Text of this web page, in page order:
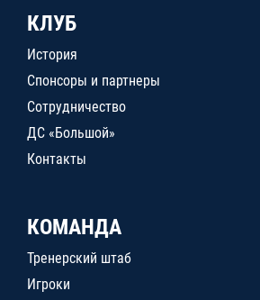
КЛУБ
История
Спонсоры и партнеры
Сотрудничество
ДС «Большой»
Контакты
КОМАНДА
Тренерский штаб
Игроки